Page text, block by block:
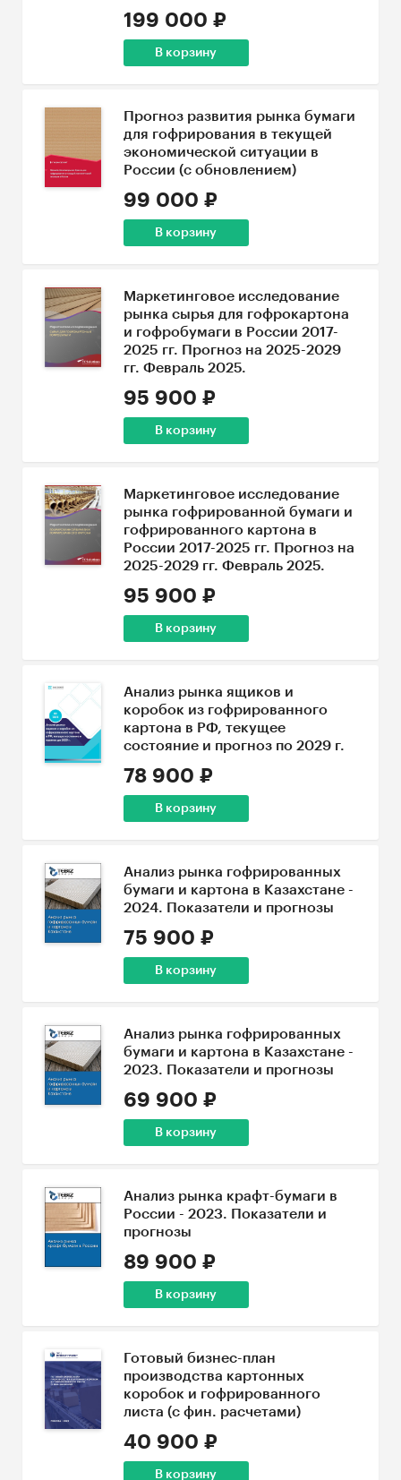
199 000 ₽
В корзину
Прогноз развития рынка бумаги
для гофрирования в текущей
экономической ситуации в
России (с обновлением)
99 000 ₽
В корзину
Маркетинговое исследование
рынка сырья для гофрокартона
и гофробумаги в России 2017-
2025 гг. Прогноз на 2025-2029
гг. Февраль 2025.
95 900 ₽
В корзину
Маркетинговое исследование
рынка гофрированной бумаги и
гофрированного картона в
России 2017-2025 гг. Прогноз на
2025-2029 гг. Февраль 2025.
95 900 ₽
В корзину
Анализ рынка ящиков и
коробок из гофрированного
картона в РФ, текущее
состояние и прогноз по 2029 г.
78 900 ₽
В корзину
Анализ рынка гофрированных
бумаги и картона в Казахстане -
2024. Показатели и прогнозы
75 900 ₽
В корзину
Анализ рынка гофрированных
бумаги и картона в Казахстане -
2023. Показатели и прогнозы
69 900 ₽
В корзину
Анализ рынка крафт-бумаги в
России - 2023. Показатели и
прогнозы
89 900 ₽
В корзину
Готовый бизнес-план
производства картонных
коробок и гофрированного
листа (с фин. расчетами)
40 900 ₽
В корзину